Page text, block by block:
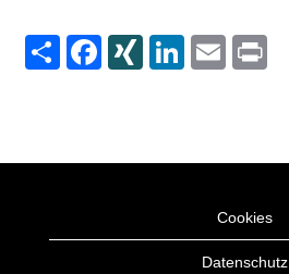
Share FacebookXING LinkedInEmail
Cookies
Datenschutz